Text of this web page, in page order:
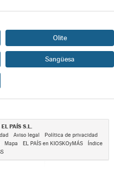
Olite
Sangüesa
EL PAÍS S.L.
Aviso legal
Política de privacidad
Mapa EL PAÍS en KIOSKOyMÁS
Índice